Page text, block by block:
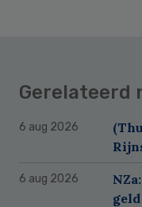
Gerelateerd
6 aug 2026
6 aug 2026